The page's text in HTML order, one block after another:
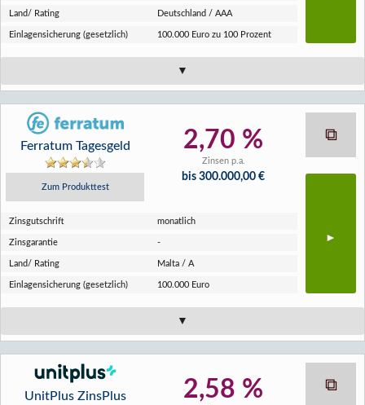
Land/ Rating Deutschland / AAA
Einlagen­sicherung (gesetzlich) 100.000 Euro zu 100 Prozent
Ferratum Tagesgeld
Zum Produkttest
2,70 %
Zinsen p.a.
bis 300.000,00 €
Zins­gutschrift monatlich
Zins­garantie -
Land/ Rating Malta / A
Einlagen­sicherung (gesetzlich) 100.000 Euro
UnitPlus ZinsPlus 2,58 %